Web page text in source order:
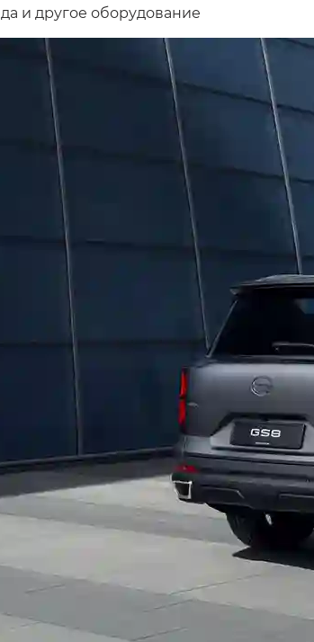
и другое оборудование